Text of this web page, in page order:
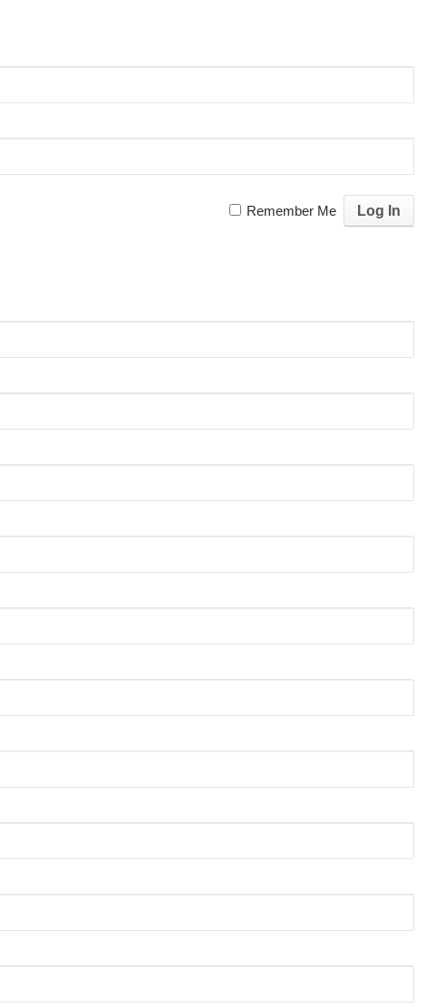
Remember Me